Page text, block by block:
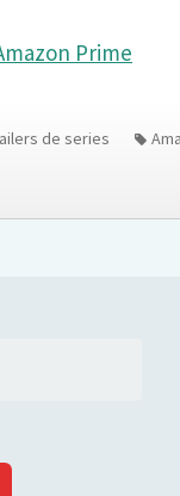
Prime
de series